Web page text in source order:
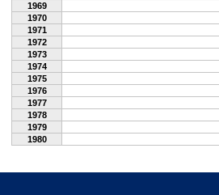
1969
1970
1971
1972
1973
1974
1975
1976
1977
1978
1979
1980